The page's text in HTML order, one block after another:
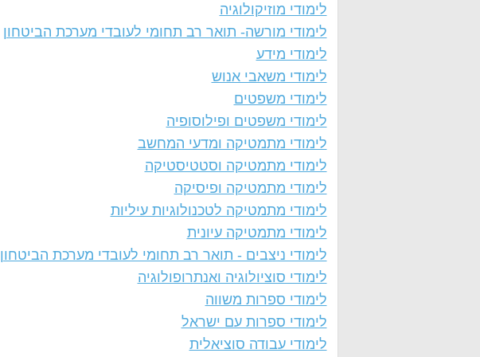
לימודי מוזיקולוגיה
לימודי מורשה- תואר רב תחומי לעובדי מערכת הביטחון
לימודי מידע
לימודי משאבי אנוש
לימודי משפטים
לימודי משפטים ופילוסופיה
לימודי מתמטיקה ומדעי המחשב
לימודי מתמטיקה וסטטיסטיקה
לימודי מתמטיקה ופיסיקה
לימודי מתמטיקה לטכנולוגיות עיליות
לימודי מתמטיקה עיונית
לימודי ניצבים - תואר רב תחומי לעובדי מערכת הביטחון
לימודי סוציולוגיה ואנתרופולוגיה
לימודי ספרות משווה
לימודי ספרות עם ישראל
לימודי עבודה סוציאלית